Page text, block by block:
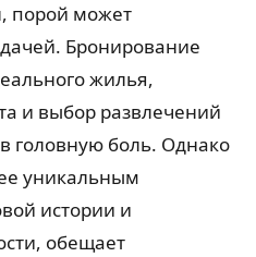
порой может
Бронирование
жилья,
и выбор развлечений
головную боль. Однако
уникальным
истории и
обещает